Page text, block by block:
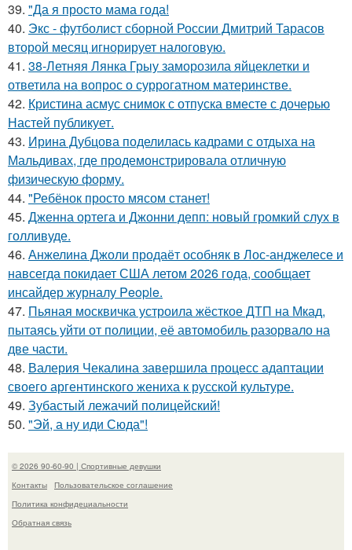
39. "Да я просто мама года!
40. Экс - футболист сборной России Дмитрий Тарасов
второй месяц игнорирует налоговую.
41. 38-Летняя Лянка Грыу заморозила яйцеклетки и
ответила на вопрос о суррогатном материнстве.
42. Кристина асмус снимок с отпуска вместе с дочерью
Настей публикует.
43. Ирина Дубцова поделилась кадрами с отдыха на
Мальдивах, где продемонстрировала отличную
физическую форму.
44. "Ребёнок просто мясом станет!
45. Дженна ортега и Джонни депп: новый громкий слух в
голливуде.
46. Анжелина Джоли продаёт особняк в Лос-анджелесе и
навсегда покидает США летом 2026 года, сообщает
инсайдер журналу People.
47. Пьяная москвичка устроила жёсткое ДТП на Мкад,
пытаясь уйти от полиции, её автомобиль разорвало на
две части.
48. Валерия Чекалина завершила процесс адаптации
своего аргентинского жениха к русской культуре.
49. Зубастый лежачий полицейский!
50. "Эй, а ну иди Сюда"!
© 2026 90-60-90 | Спортивные девушки
Контакты
Пользовательское соглашение
Политика конфидециальности
Обратная связь